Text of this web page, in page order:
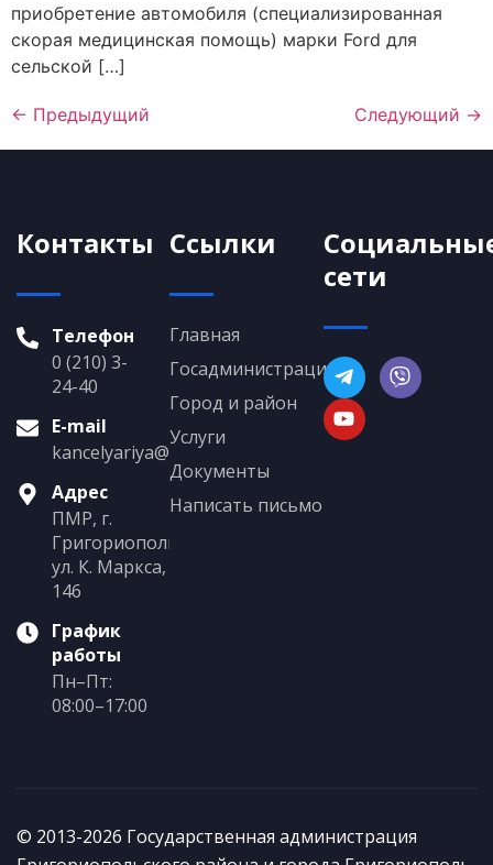
приобретение автомобиля (специализированная
скорая медицинская помощь) марки Ford для
сельской […]
← Предыдущий Следующий →
Контакты
Телефон
0 (210) 3-
24-40
E-mail
kancelyariya@grigoriopol.gospmr.org
Адрес
ПМР, г.
Григориополь,
ул. К. Маркса,
146
График
работы
Пн–Пт:
08:00–17:00
Ссылки
Главная
Госадминистрация
Город и район
Услуги
Документы
Написать письмо
сети
© 2013-2026 Государственная администрация